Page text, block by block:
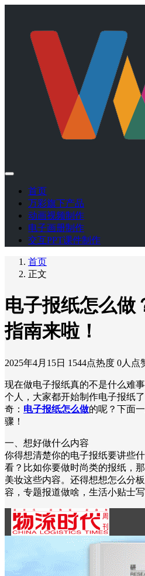
首页
万彩旗下产品
动画视频制作
电子画册制作
交互PPT课件制作
首页
正文
电子报纸怎么做
指南来啦！
2025年4月15日 1544点热度 0人点
现在做电子报纸真的不是什么难
个人，大家都开始制作电子报纸
奇： 电子报纸怎么做的呢？下面
骤！
一、想好做什么内容
你得想清楚你的电子报纸要讲些
看？比如你要做时尚类的报纸，
美妆这些内容。还得想想怎么分
容，专题报道做啥，生活小贴士写